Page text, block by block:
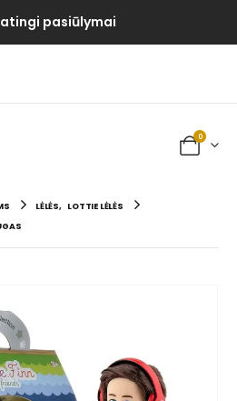
pasiūlymai
0
LĖLĖS, LOTTIE LĖLĖS